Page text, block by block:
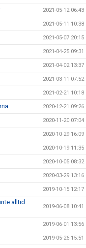
2021-05-12 06:43
2021-05-11 10:38
2021-05-07 20:15
2021-04-25 09:31
2021-04-02 13:37
2021-03-11 07:52
2021-02-21 10:18
2020-12-21 09:26
2020-11-20 07:04
2020-10-29 16:09
2020-10-19 11:35
2020-10-05 08:32
2020-03-29 13:16
2019-10-15 12:17
alltid
2019-06-08 10:41
2019-06-01 13:56
2019-05-26 15:51